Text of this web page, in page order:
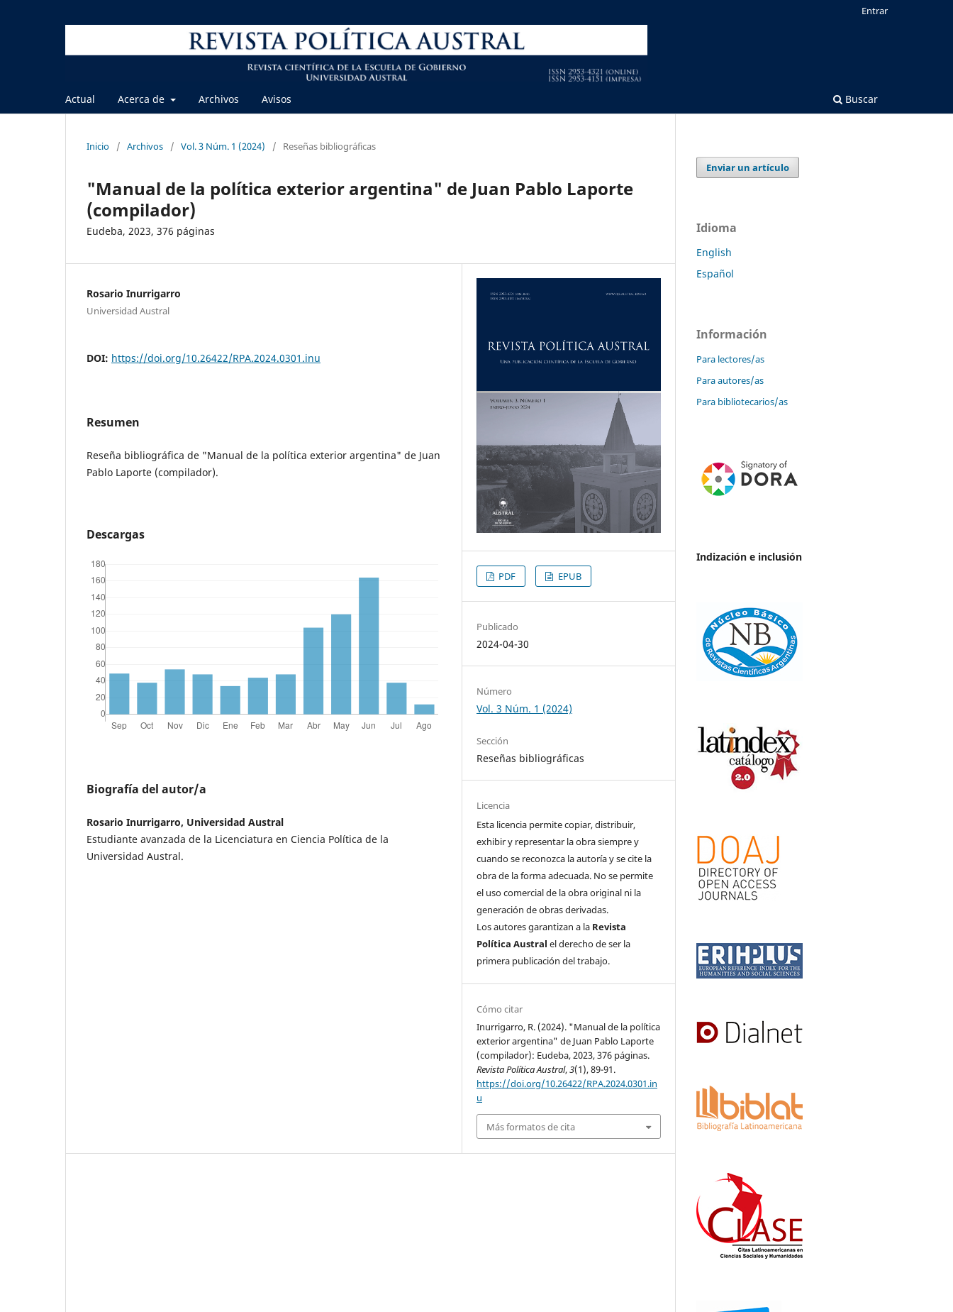
Actual Acerca de Archivos Avisos Buscar
Entrar
Inicio / Archivos / Vol. 3 Núm. 1 (2024) / Reseñas bibliográficas
"Manual de la política exterior argentina" de Juan Pablo Laporte
(compilador)
Eudeba, 2023, 376 páginas
Rosario Inurrigarro
Universidad Austral
DOI: https://doi.org/10.26422/RPA.2024.0301.inu
Resumen
Reseña bibliográfica de "Manual de la política exterior argentina" de Juan
Pablo Laporte (compilador).
Descargas
Biografía del autor/a
Rosario Inurrigarro, Universidad Austral
Estudiante avanzada de la Licenciatura en Ciencia Política de la
Universidad Austral.
PDF EPUB
Publicado
2024-04-30
Número
Vol. 3 Núm. 1 (2024)
Sección
Reseñas bibliográficas
Licencia
Esta licencia permite copiar, distribuir,
exhibir y representar la obra siempre y
cuando se reconozca la autoría y se cite la
obra de la forma adecuada. No se permite
el uso comercial de la obra original ni la
generación de obras derivadas.
Los autores garantizan a la Revista
Política Austral el derecho de ser la
primera publicación del trabajo.
Cómo citar
Inurrigarro, R. (2024). "Manual de la política
exterior argentina" de Juan Pablo Laporte
(compilador): Eudeba, 2023, 376 páginas.
Revista Política Austral,3(1), 89-91.
https://doi.org/10.26422/RPA.2024.0301.in
u
Más formatos de cita
Enviar un artículo
Idioma
English
Español
Información
Para lectores/as
Para autores/as
Para bibliotecarios/as
Indización e inclusión